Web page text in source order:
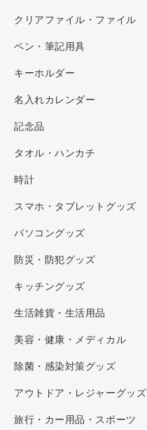
クリアファイル・ファイル
ペン・筆記用具
キーホルダー
名入れカレンダー
記念品
タオル・ハンカチ
時計
スマホ・タブレットグッズ
パソコングッズ
防災・防犯グッズ
キッチングッズ
生活雑貨・生活用品
美容・健康・メディカル
除菌・感染対策グッズ
アウトドア・レジャーグッズ
旅行・カー用品・スポーツ